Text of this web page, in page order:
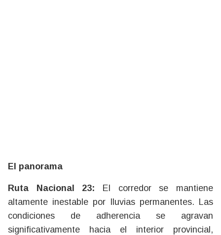
El panorama
Ruta Nacional 23: El corredor se mantiene
altamente inestable por lluvias permanentes. Las
condiciones de adherencia se agravan
significativamente hacia el interior provincial,